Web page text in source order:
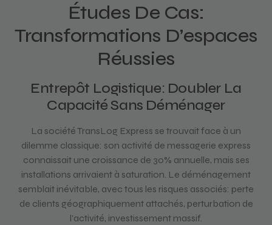
Études De Cas:
Transformations D’espaces
Réussies
Entrepôt Logistique: Doubler La
Capacité Sans Déménager
La société TransLog Express se trouvait face à un
dilemme classique: son activité de messagerie express
connaissait une croissance de 30% annuelle, mais ses
installations arrivaient à saturation. Le déménagement
semblait inévitable, avec tous les risques associés: perte
de clients géographiquement attachés, perturbation de
l’activité, investissement massif.